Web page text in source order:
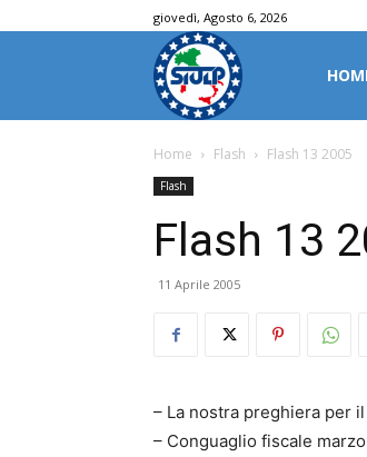
giovedì, Agosto 6, 2026
Home Flash Flash 13 2005
Flash
Flash 13
11 Aprile 2005
– La nostra preghiera per
– Conguaglio fiscale